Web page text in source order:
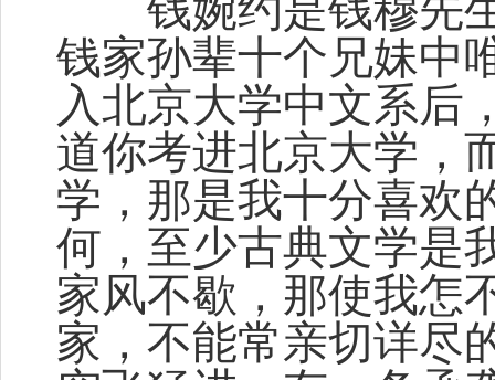
钱家孙辈十个兄妹中
入北京大学中文系后
道你考进北京大学，
学，那是我十分喜欢
何，至少古典文学是
家风不歇，那使我怎
家，不能常亲切详尽